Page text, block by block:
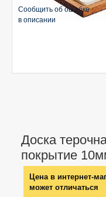
Доска
покрытие
Цена в интернет-
может отличаться
Сообщить об ошибке
в описании